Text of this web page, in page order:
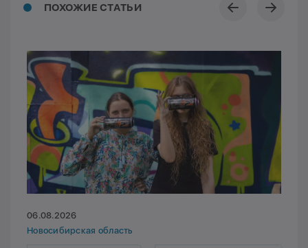
ПОХОЖИЕ СТАТЬИ
06.08.2026
Новосибирская область